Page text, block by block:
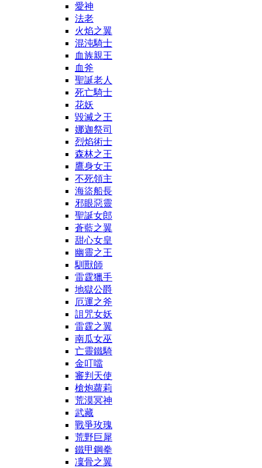
愛神
法老
火焰之翼
混沌騎士
血族親王
血斧
聖誕老人
死亡騎士
花妖
毀滅之王
娜迦祭司
烈焰術士
森林之王
鷹身女王
不死領主
海盜船長
邪眼惡靈
聖誕女郎
蒼藍之翼
甜心女皇
幽靈之王
馴獸師
雷霆獵手
地獄公爵
厄運之斧
詛咒女妖
雷霆之翼
南瓜女巫
亡靈鐵騎
金叮噹
審判天使
槍炮蘿莉
荒漠冥神
武藏
戰爭玫瑰
荒野巨犀
鐵甲鋼拳
凜骨之翼